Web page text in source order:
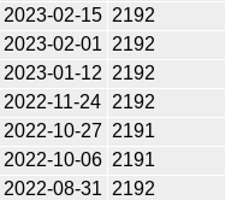
2023-02-15 2192
2023-02-01 2192
2023-01-12 2192
2022-11-24 2192
2022-10-27 2191
2022-10-06 2191
2022-08-31 2192